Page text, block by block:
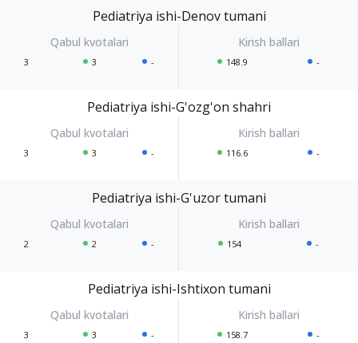
Pediatriya ishi-Denov tumani
3 3 - 148.9 -
Pediatriya ishi-G'ozg'on shahri
3 3 - 116.6 -
Pediatriya ishi-G'uzor tumani
2 2 - 154 -
Pediatriya ishi-Ishtixon tumani
3 3 - 158.7 -